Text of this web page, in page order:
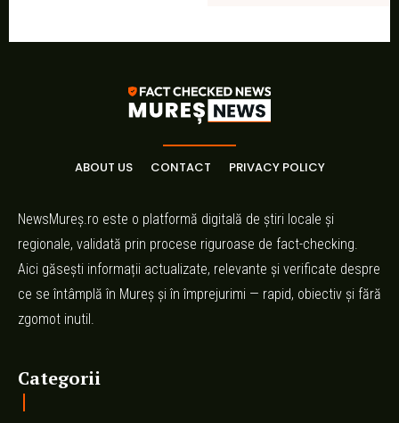
ABOUT US CONTACT PRIVACY POLICY
NewsMureș.ro este o platformă digitală de știri locale și
regionale, validată prin procese riguroase de fact-checking.
Aici găsești informații actualizate, relevante și verificate despre
ce se întâmplă în Mureș și în împrejurimi — rapid, obiectiv și fără
zgomot inutil.
Categorii